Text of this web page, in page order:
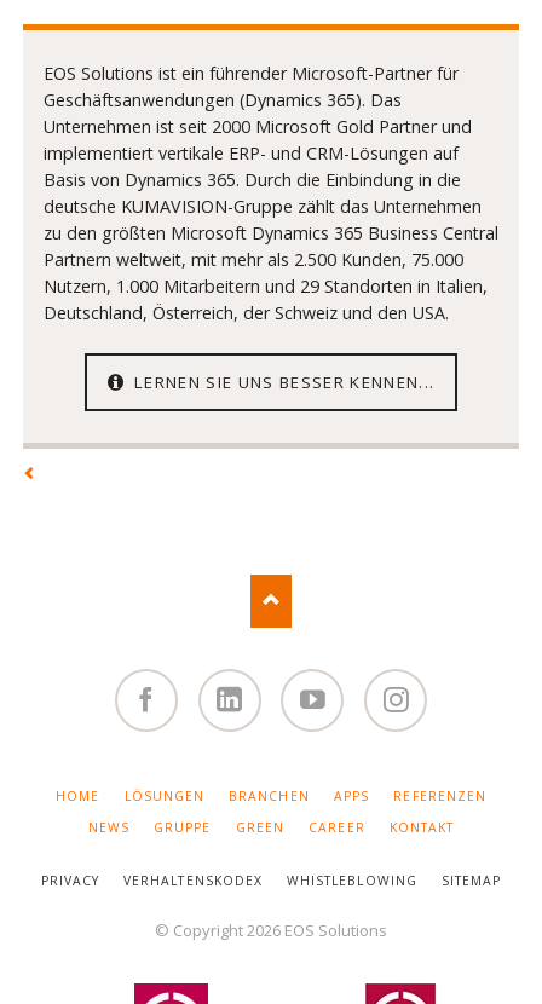
EOS Solutions ist ein führender Microsoft-Partner für
Geschäftsanwendungen (Dynamics 365). Das
Unternehmen ist seit 2000 Microsoft Gold Partner und
implementiert vertikale ERP- und CRM-Lösungen auf
Basis von Dynamics 365. Durch die Einbindung in die
deutsche KUMAVISION-Gruppe zählt das Unternehmen
zu den größten Microsoft Dynamics 365 Business Central
Partnern weltweit, mit mehr als 2.500 Kunden, 75.000
Nutzern, 1.000 Mitarbeitern und 29 Standorten in Italien,
Deutschland, Österreich, der Schweiz und den USA.
LERNEN SIE UNS BESSER KENNEN...
NAVIGATION
HOME LÖSUNGEN BRANCHEN APPS
REFERENZEN
NEWS
GRUPPE GREEN CAREER KONTAKT
PRIVACY VERHALTENSKODEX WHISTLEBLOWING SITEMAP
© Copyright 2026 EOS Solutions